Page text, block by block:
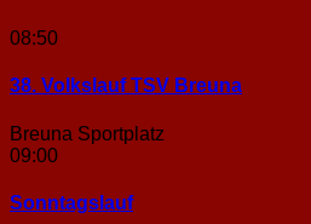
08:50
38. Volkslauf TSV Breuna
Breuna Sportplatz
09:00
Sonntags­lauf